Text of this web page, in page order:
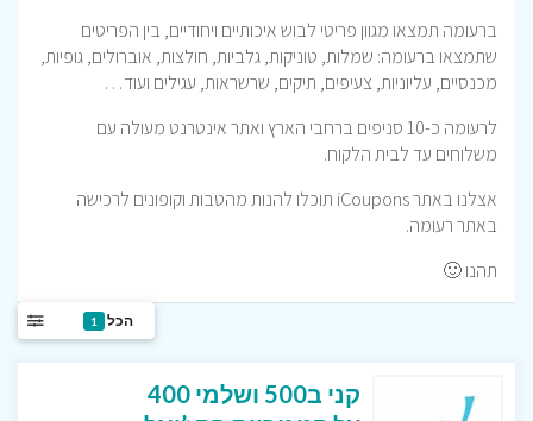
ברעומה תמצאו מגוון פריטי לבוש איכותיים ויחודיים, בין הפריטים
שתמצאו ברעומה: שמלות, טוניקות, גלביות, חולצות, אוברולים, גופיות,
מכנסיים, עליוניות, צעיפים, תיקים, שרשראות, עגילים ועוד…
לרעומה כ-10 סניפים ברחבי הארץ ואתר אינטרנט מעולה עם
משלוחים עד לבית הלקוח.
אצלנו באתר iCoupons תוכלו להנות מהטבות וקופונים לרכישה
באתר רעומה.
תהנו 🙂
הכל 1
קני ב500 ושלמי 400